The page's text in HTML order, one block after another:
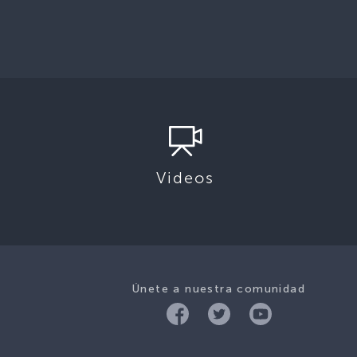
Videos
Únete a nuestra comunidad